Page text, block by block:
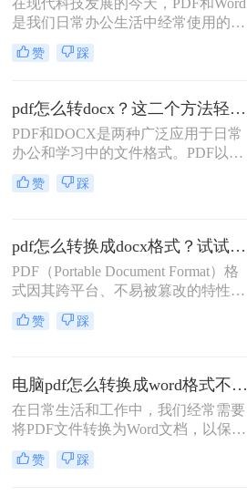
在现代科技发展的今天，PDF和Word
是我们日常办公生活中经常使用的两
种文档格式。有时候，我们需要将一
个PDF文件转换成Word格式，以便于
到过一个问题，那就是在转换过程
中，文件的排版变得凌乱不堪，甚至
使得内容无法阅读。那么如何保证pdf
转word排版不乱呢？，今天我将给大
家介绍三个方法，来确保PDF转Word
时排版不乱。
赞 踩
pdf怎么转docx？这二个方法轻松搞定！
PDF和DOCX是两种广泛应用于日常
办公和学习中的文件格式。PDF以其
跨平台、不易被篡改的特性，成为了
许多正式文档的首选格式；而DOCX
我们可能需要将PDF文档转换为
DOCX格式，以便进行进一步的编辑
和修改。那么，PDF怎么转DOCX
换的方法与步骤。
赞 踩
pdf怎么转换成docx格式？试试这三个转换方法！
PDF（Portable Document Format）格
式因其跨平台、不易被篡改的特性，
在日常生活和工作中被广泛应用。然
而，当我们需要编辑或修改PDF文件
作。因此，将PDF转换成DOCX格式
成为了一个常见的需求。那么pdf怎么
转换成docx格式呢？本文将介绍几种
一些注意事项。
赞 踩
电脑pdf怎么转换成word格式不变？分享4种方法轻松实现！
在日常生活和工作中，我们经常需要
将PDF文件转换为Word文档，以保留
原始格式并方便编辑。然而，很多转
换工具在转换过程中往往无法完全保
赞 踩